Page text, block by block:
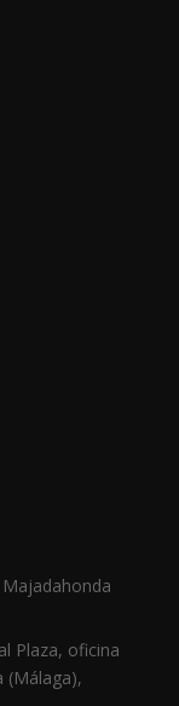
Plaza, oficina
(Málaga),